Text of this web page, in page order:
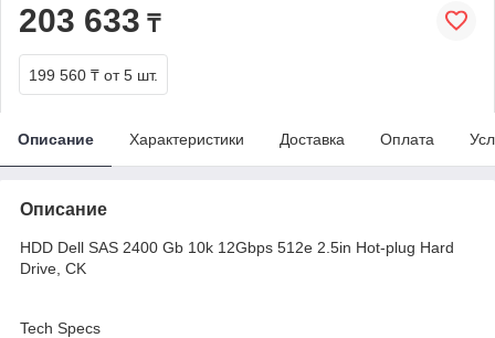
203 633 ₸
199 560 ₸ от 5 шт.
Описание Характеристики Доставка Оплата
Описание
HDD Dell SAS 2400 Gb 10k 12Gbps 512e 2.5in Hot-plug Hard
Drive, CK
Tech Specs